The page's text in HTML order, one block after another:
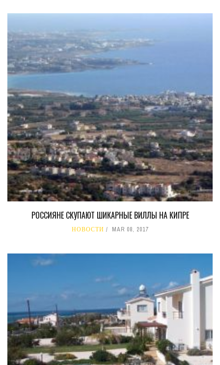
РОССИЯНЕ СКУПАЮТ ШИКАРНЫЕ ВИЛЛЫ НА КИПРЕ
НОВОСТИ MAR 08, 2017